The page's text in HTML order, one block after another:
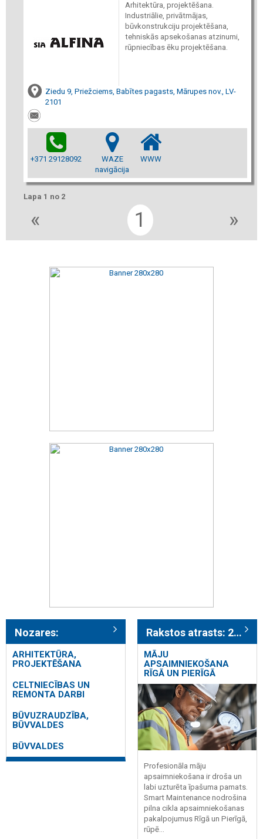
Arhitektūra, projektēšana.
Industriālie, privātmājas,
būvkonstrukciju projektēšana,
tehniskās apsekošanas atzinumi,
rūpniecības ēku projektēšana.
Ziedu 9, Priežciems, Babītes pagasts, Mārupes nov., LV-
2101
+371 29128092
WAZE
navigācija
WWW
Lapa 1 no 2
« 1 »
Nozares:
ARHITEKTŪRA,
PROJEKTĒŠANA
CELTNIECĪBAS UN
REMONTA DARBI
BŪVUZRAUDZĪBA,
BŪVVALDES
BŪVVALDES
Rakstos atrasts: 298
MĀJU
APSAIMNIEKOŠANA
RĪGĀ UN PIERĪGĀ
Profesionāla māju
apsaimniekošana ir droša un
labi uzturēta īpašuma pamats.
Smart Maintenance nodrošina
pilna cikla apsaimniekošanas
pakalpojumus Rīgā un Pierīgā,
rūpē...